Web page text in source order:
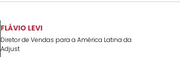
FLÁVIO LEVI
Diretor de Vendas para a América Latina da
Adjust